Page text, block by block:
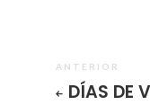
ANTERIOR
DÍAS DE